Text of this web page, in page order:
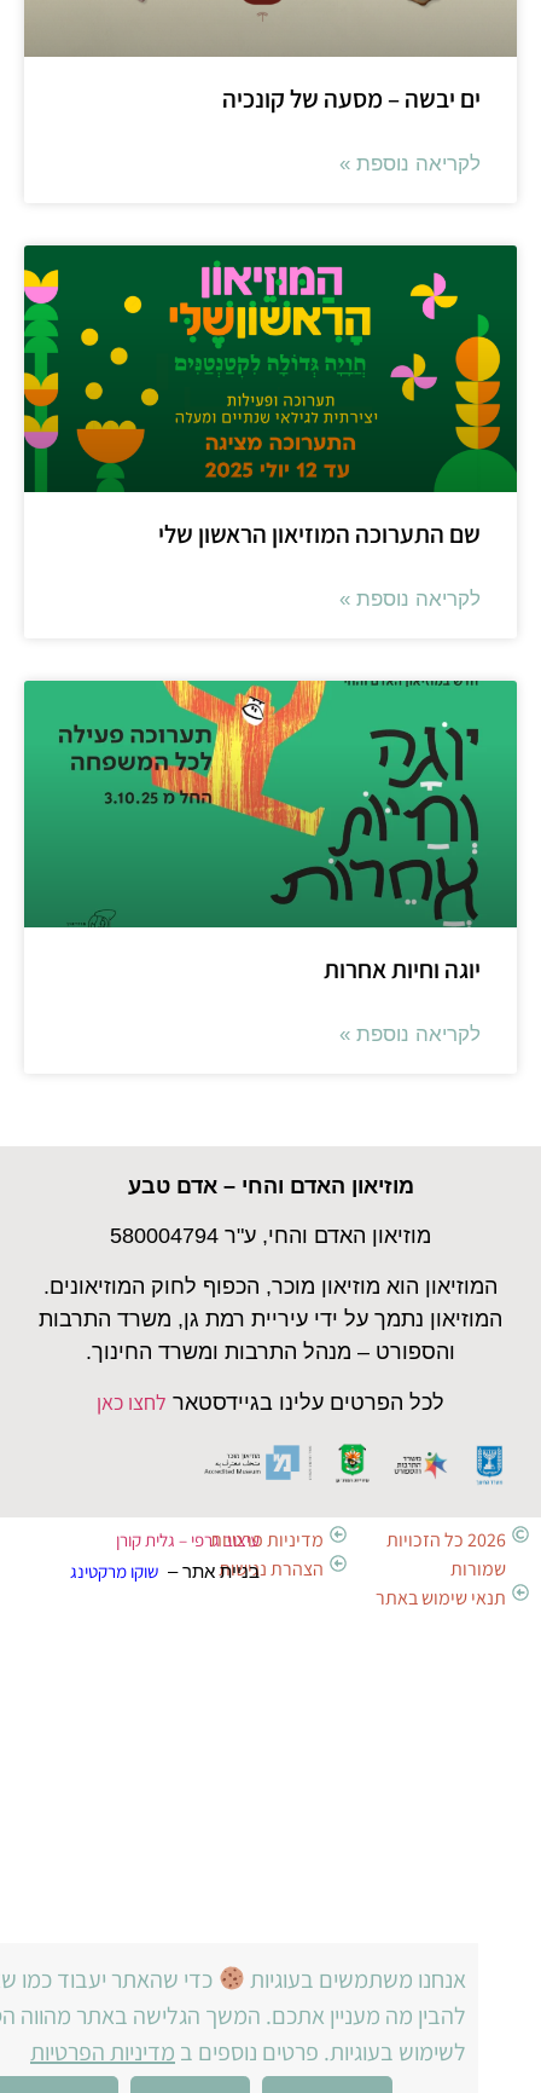
יבשה – מסעה של קונכיה
נוספת »
התערוכה המוזיאון הראשון שלי
נוספת »
וחיות אחרות
נוספת »
מוזיאון האדם והחי – אדם טבע
מוזיאון האדם והחי, ע"ר 580004794
הוא מוזיאון מוכר, הכפוף לחוק המוזיאונים.
נתמך על ידי עיריית רמת גן, משרד התרבות
והספורט – מנהל התרבות ומשרד החינוך.
לכל הפרטים עלינו בגיידסטארלחצו כאן
2026 כל הזכויות
שימוש באתר
מדיניות פרטיות
הצהרת נגישות
עיצוב גרפי – גלית קורן
בניית אתר –שוקו מרקטינג
אנחנו משתמשים בעוגיות
כדי שהאתר יעבוד כמו שצריך
להבין מה מעניין אתכם. המשך הגלישה באתר מהווה הסכמה
לשימוש בעוגיות. פרטים נוספים במדיניות הפרטיות